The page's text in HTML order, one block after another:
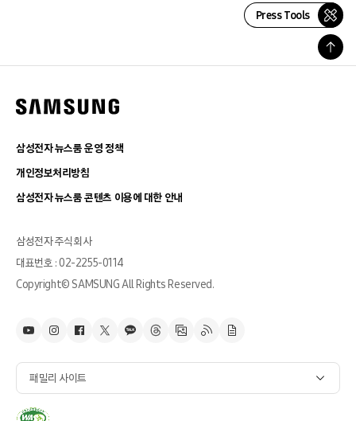
Press Tools
삼성전자 뉴스룸 운영 정책
개인정보처리방침
삼성전자 뉴스룸 콘텐츠 이용에 대한 안내
삼성전자 주식회사
대표번호 : 02-2255-0114
Copyright© SAMSUNG All Rights Reserved.
패밀리 사이트